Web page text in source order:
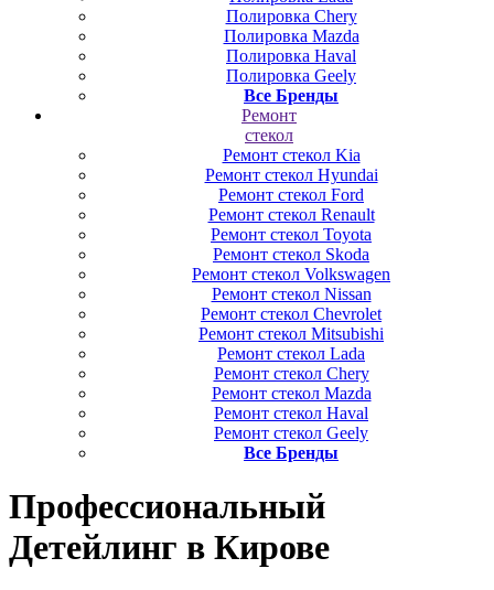
Полировка Chery
Полировка Mazda
Полировка Haval
Полировка Geely
Все Бренды
Ремонт
стекол
Ремонт стекол Kia
Ремонт стекол Hyundai
Ремонт стекол Ford
Ремонт стекол Renault
Ремонт стекол Toyota
Ремонт стекол Skoda
Ремонт стекол Volkswagen
Ремонт стекол Nissan
Ремонт стекол Chevrolet
Ремонт стекол Mitsubishi
Ремонт стекол Lada
Ремонт стекол Chery
Ремонт стекол Mazda
Ремонт стекол Haval
Ремонт стекол Geely
Все Бренды
Профессиональный
Детейлинг в Кирове